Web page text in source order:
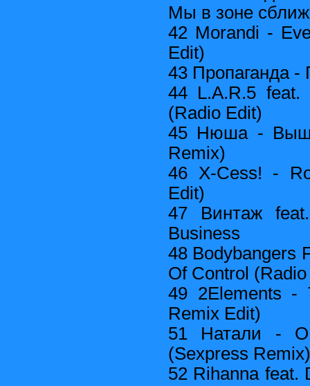
Мы в зоне
42 Morandi -
Edit)
43 Пропаганда -
44 L.A.R.5
(Radio Edit)
45 Нюша -
Remix)
46 X-Cess! -
Edit)
47 Винтаж
Business
48 Bodybangers
Of Control
49 2Elements -
Remix Edit)
51 Натали - О
(Sexpress Remix)
52 Rihanna feat.